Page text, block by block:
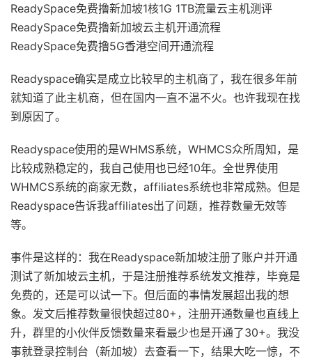
ReadySpace免费撸新加坡1核1G 1TB流量云主机测评
ReadySpace免费撸新加坡云主机开通流程
ReadySpace免费撸5G香港空间开通流程
Readyspace确实是成立比较早的主机商了，我在很多年前
就知道了此主机商，但在国内一直不温不火。也许我现在找
到原因了。
Readyspace使用的是WHMS系统，WHMCS众所周知，是
比较成熟稳定的，我自己使用也已经10年。全世界使用
WHMCS系统的商家无数，affiliates系统也非常成熟。但是
Readyspace告诉我affiliates出了问题，推荐数量无效等
等。
事件是这样的：我在Readyspace新加坡注册了账户并开通
测试了新加坡云主机，于是注册推荐系统发文推荐，毕竟是
免费的，还是可以试一下。但后面的事情发展超出我的想
象。发文后推荐数量很快超过80+，注册开通数量也直线上
升，群里的小伙伴反馈数量来看最少也是开通了30+。我没
事就登录控制台（新加坡）去查看一下，结果大吃一惊，不